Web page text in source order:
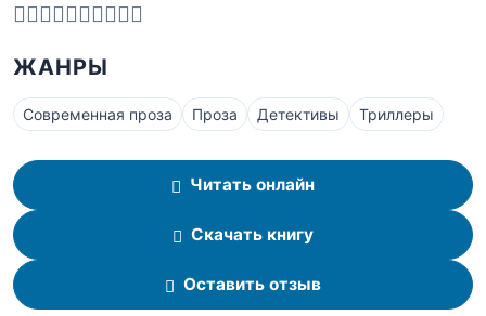
ЖАНРЫ
Современная проза Проза Детективы Триллеры
Читать онлайн
Скачать книгу
Оставить отзыв